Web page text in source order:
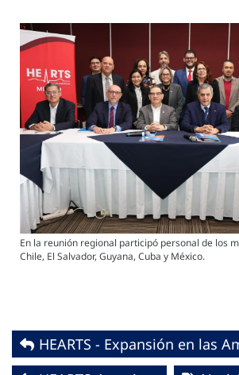
En la reunión regional participó personal de los
Chile, El Salvador, Guyana, Cuba y México.
HEARTS - Expansión en las